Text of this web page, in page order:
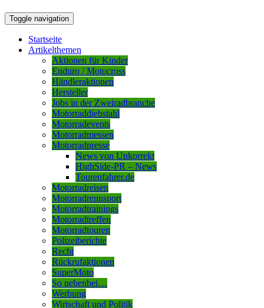
Toggle navigation
Startseite
Artikelthemen
Aktionen für Kinder
Enduro / Motocross
Händleraktionen
Hersteller
Jobs in der Zweiradbranche
Motorraddiebstahl
Motorradevents
Motorradmessen
Motorradpresse
News von Unkorrekt
HighSide-PR – News
Tourenfahrer.de
Motorradreisen
Motorradrennsport
Motorradtrainings
Motorradtreffen
Motorradtouren
Polizeiberichte
Recht
Rückrufaktionen
SuperMoto
So nebenbei…
Werbung
Wirtschaft und Politik